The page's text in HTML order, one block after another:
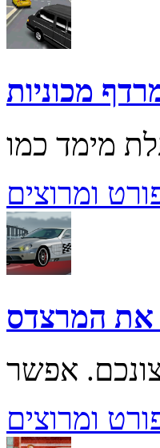
מכוניות
ומרוצים
את המרצדס
ומרוצים